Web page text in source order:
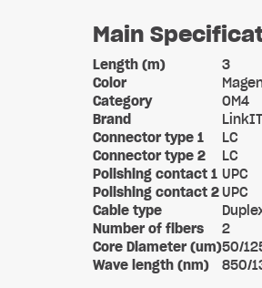
Main
Length (m)
3
Color
Category
OM4
Brand
LinkIT
Connector type 1
LC
Connector type 2
LC
Polishing contact 1 UPC
Polishing contact 2UPC
Cable type
Number of fibers
2
Core Diameter (um)50/
Wave length (nm)
850/